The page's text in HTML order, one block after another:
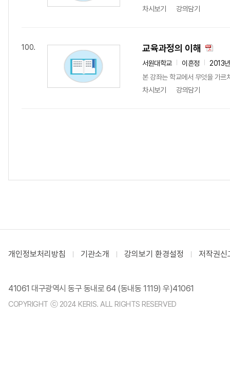
차시보기
강의담기
100. 교육과정의 이해
서원대학교 이흔정
2013
본 강좌는 학교에서 무엇을 가
차시보기
강의담기
개인정보처리방침 기관소개 강의보기 환경설정 저작권신
41061 대구광역시 동구 동내로 64 (동내동 1119) 우)41061
COPYRIGHT ⓒ 2024 KERIS. ALL RIGHTS RESERVED